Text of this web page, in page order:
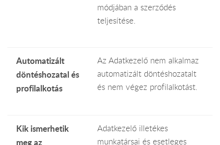
módjában a szerződés
teljesítése.
Automatizált
döntéshozatal és
profilalkotás
Az Adatkezelő nem alkalmaz
automatizált döntéshozatalt
és nem végez profilalkotást.
Kik ismerhetik
meg az
Adatkezelő illetékes
munkatársai és esetleges